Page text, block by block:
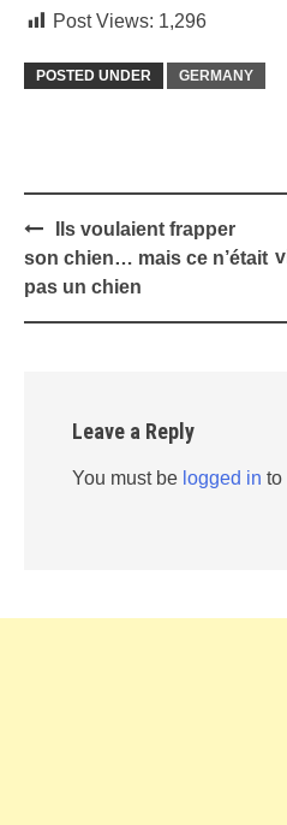
Post Views: 1,296
POSTED UNDER GERMANY
Post
navigation
Ils voulaient frapper
son chien… mais ce n’était
pas un chien
Leave a Reply
You must be logged in to